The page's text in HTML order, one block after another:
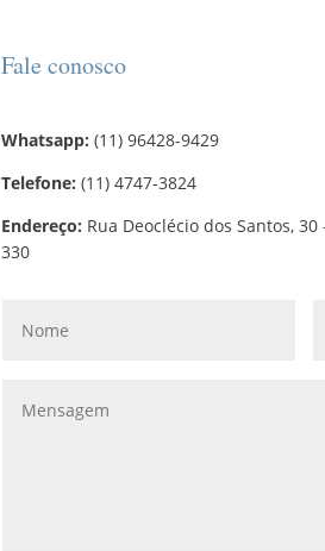
Fale conosco
Whatsapp: (11) 96428-9429
Telefone: (11) 4747-3824
Endereço: Rua Deoclécio dos Santos, 30
330